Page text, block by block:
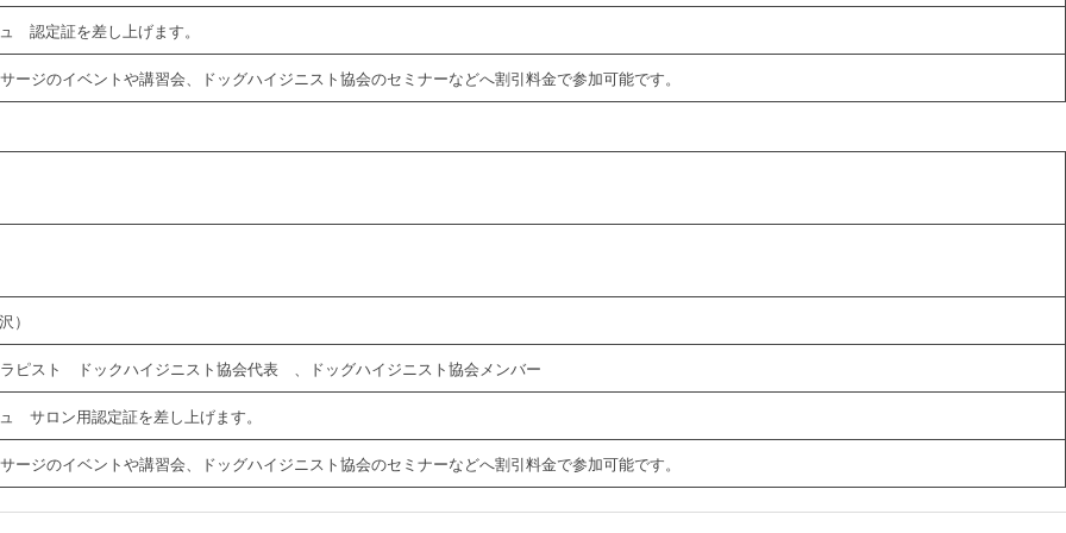
認定証を差し上げます。
ジのイベントや講習会、ドッグハイジニスト協会のセミナーなどへ割引料金で参加可能です。
）
ピスト ドックハイジニスト協会代表 、ドッグハイジニスト協会メンバー
サロン用認定証を差し上げます。
ジのイベントや講習会、ドッグハイジニスト協会のセミナーなどへ割引料金で参加可能です。